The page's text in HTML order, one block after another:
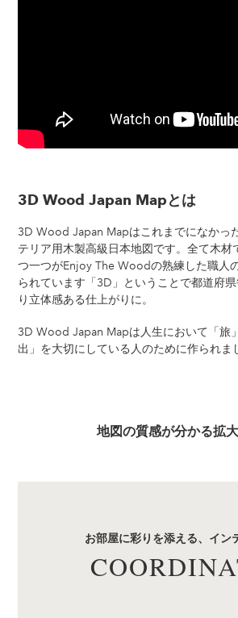
3D Wood Japan Mapとは
3D Wood Japan Mapはこれまでになかっ
テリア用木製高級日本地図です。全て木材
つ一つがEnjoy The Woodの熟練した職人
られています「3D」ということで都道府
り立体感ある仕上がりに。
3D Wood Japan Mapは人生において「旅
出」を大切にしている人のために作られま
地図の質感が分かる拡
お部屋に彩りを添える、イン